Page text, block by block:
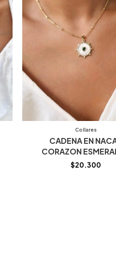
Collares
CADENA EN
CORAZON
$20.300